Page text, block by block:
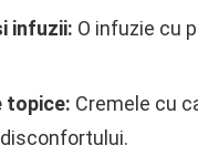
infuzii: O infuzie cu
topice: Cremele cu